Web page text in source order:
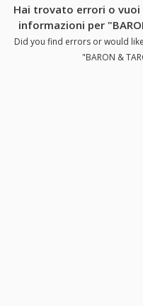
Hai trovato errori o
informazioni per
Did you find errors or would
"BARON &